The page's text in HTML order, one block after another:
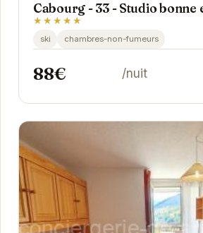
Cabourg - 33 - Studio bonne
★★★★★
ski chambres-non-fumeurs
88€ /nuit